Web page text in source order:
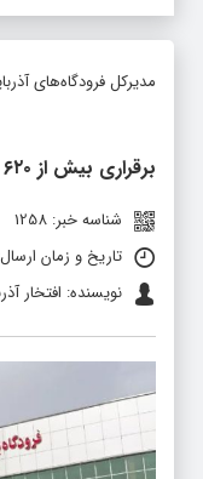
مدیرکل فرودگاه‌های
برقراری بیش از ۶۲۰ پرواز در فرودگاه تبریز در نوروز ۱۴۰۳
شناسه خبر: 1258
تاریخ و زمان ارسال: ۴ فروردین ۱۴۰۳ ساعت
نویسنده: افتخار